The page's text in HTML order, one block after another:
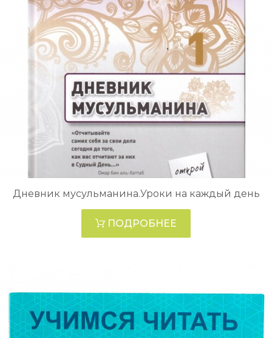
Дневник мусульманина.Уроки на каждый день
ПОДРОБНЕЕ